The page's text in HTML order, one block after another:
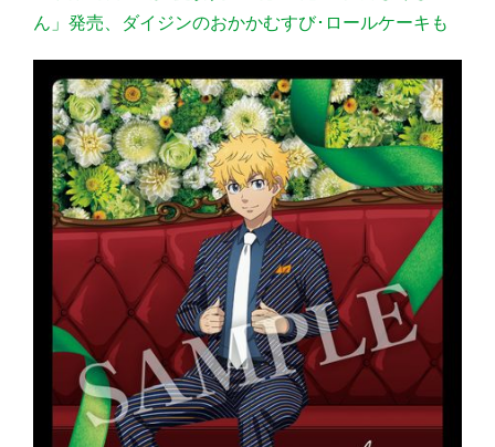
ん」発売、ダイジンのおかかむすび･ロールケーキも